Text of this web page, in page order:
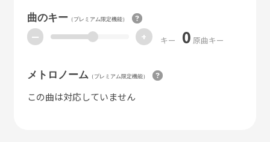
曲のキー（プレミアム限定機能）
ー + キー 0 原曲キー
メトロノーム （プレミアム限定機能）
この曲は対応していません